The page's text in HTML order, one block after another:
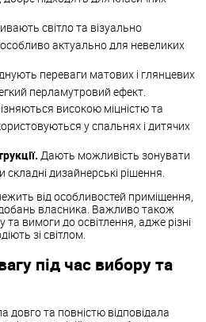
світло та візуально
актуально для невеликих
переваги матових і глянцевих
перламутровий ефект.
високою міцністю та
у спальнях і дитячих
Дають можливість зонувати
складні дизайнерські рішення.
від особливостей приміщення,
власника. Важливо також
та вимоги до освітлення, адже різні
зі світлом.
під час вибору та
та повністю відповідала